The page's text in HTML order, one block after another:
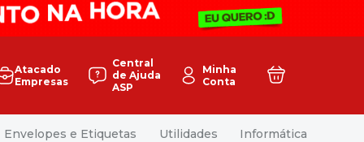
Atacado
Empresas
Central
de Ajuda
ASP
Minha
Conta
Envelopes e Etiquetas Utilidades Informática